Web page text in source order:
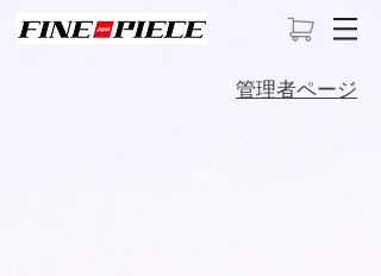
​管理者ページ